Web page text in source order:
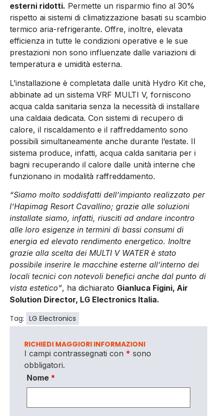
esterni ridotti. Permette un risparmio fino al 30%
rispetto ai sistemi di climatizzazione basati su scambio
termico aria-refrigerante. Offre, inoltre, elevata
efficienza in tutte le condizioni operative e le sue
prestazioni non sono influenzate dalle variazioni di
temperatura e umidità esterna.
L’installazione è completata dalle unità Hydro Kit che,
abbinate ad un sistema VRF MULTI V, forniscono
acqua calda sanitaria senza la necessità di installare
una caldaia dedicata. Con sistemi di recupero di
calore, il riscaldamento e il raffreddamento sono
possibili simultaneamente anche durante l’estate. Il
sistema produce, infatti, acqua calda sanitaria per i
bagni recuperando il calore dalle unità interne che
funzionano in modalità raffreddamento.
“Siamo molto soddisfatti dell’impianto realizzato per
l’Hapimag Resort Cavallino; grazie alle soluzioni
installate siamo, infatti, riusciti ad andare incontro
alle loro esigenze in termini di bassi consumi di
energia ed elevato rendimento energetico. Inoltre
grazie alla scelta dei MULTI V WATER è stato
possibile inserire le macchine esterne all’interno dei
locali tecnici con notevoli benefici anche dal punto di
vista estetico”, ha dichiarato Gianluca Figini, Air
Solution Director, LG Electronics Italia.
Tag: LG Electronics
RICHIEDI MAGGIORI INFORMAZIONI
I campi contrassegnati con * sono
obbligatori.
Nome *